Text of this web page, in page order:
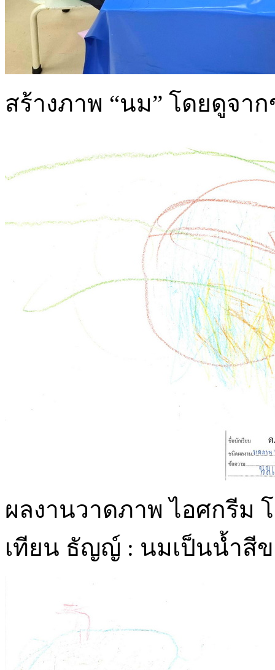
สร้างภาพ “นม” โดยดูจา
ผลงานวาดภาพ ไอศกรีม
เทียน ธัญญ์ : นมเป็นน้ำสี